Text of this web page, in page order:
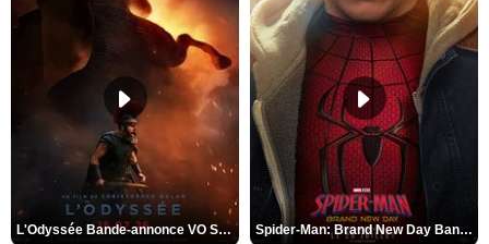
L'Odyssée Bande-annonce VO STFR Spider-Man: Brand New Day Bande-annonce VO STFR